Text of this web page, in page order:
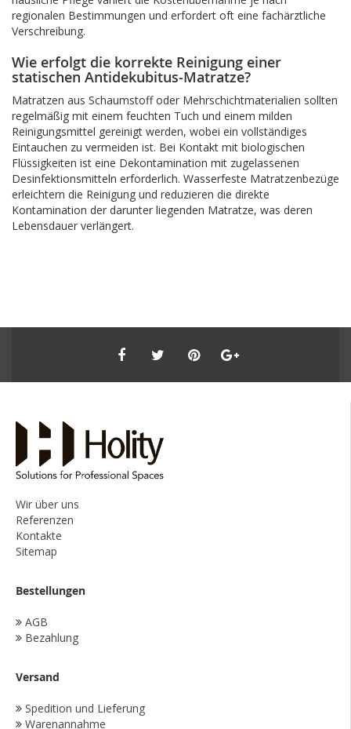
regionalen Bestimmungen und erfordert oft eine fachärztliche
Verschreibung.
Wie erfolgt die korrekte Reinigung einer
statischen Antidekubitus-Matratze?
Matratzen aus Schaumstoff oder Mehrschichtmaterialien sollten
regelmäßig mit einem feuchten Tuch und einem milden
Reinigungsmittel gereinigt werden, wobei ein vollständiges
Eintauchen zu vermeiden ist. Bei Kontakt mit biologischen
Flüssigkeiten ist eine Dekontamination mit zugelassenen
Desinfektionsmitteln erforderlich. Wasserfeste Matratzenbezüge
erleichtern die Reinigung und reduzieren die direkte
Kontamination der darunter liegenden Matratze, was deren
Lebensdauer verlängert.
Wir über uns
Referenzen
Kontakte
Sitemap
Bestellungen
AGB
Bezahlung
Versand
Spedition und Lieferung
Warenannahme